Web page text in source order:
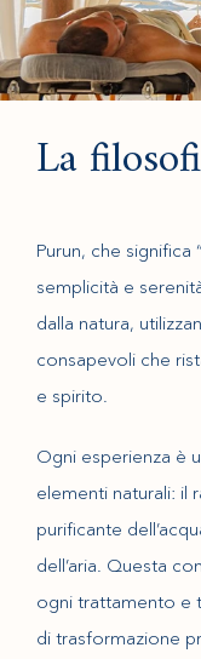
La
Purun, che
semplicità e
dalla natura,
consapevoli che
e spirito.
Ogni esperienza è
elementi naturali: il
purificante
dell’aria. Questa
ogni trattamento e
di trasformazione